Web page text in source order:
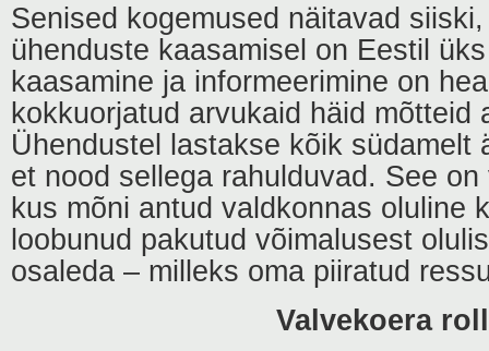
Senised kogemused näitavad
ühenduste kaasamisel on Eestil
kaasamine ja informeerimine on
kokkuorjatud arvukaid häid mõtteid
Ühendustel lastakse kõik südamelt
et nood sellega rahulduvad. See
kus mõni antud valdkonnas oluline
loobunud pakutud võimalusest
osaleda – milleks oma piiratud
Valvekoera roll